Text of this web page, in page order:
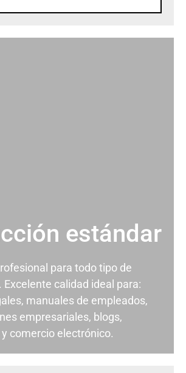
estándar
para todo tipo de
calidad ideal para:
manuales de empleados,
empresariales, blogs,
comercio electrónico.